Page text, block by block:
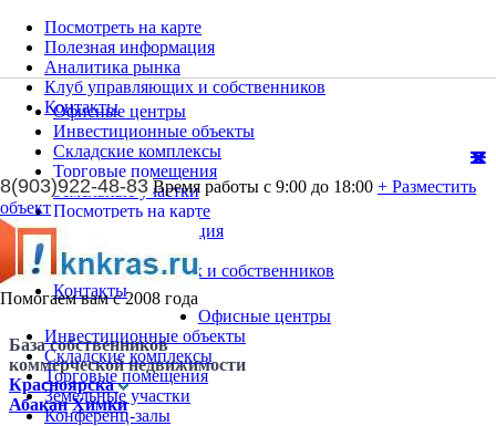
Посмотреть на карте
Полезная информация
Аналитика рынка
Клуб управляющих и собственников
Контакты
8(903)922-48-83 Время работы с 9:00 до 18:00 + Разместить
объект
Помогаем вам с 2008 года
Офисные центры
Инвестиционные объекты
Складские комплексы
Торговые помещения
Земельные участки
Конференц-залы
Офисные центры
Инвестиционные объекты
Складские комплексы
Торговые помещения
Земельные участки
Посмотреть на карте
Полезная информация
Аналитика рынка
Клуб управляющих и собственников
Контакты
База собственников
коммерческой недвижимости
Красноярска
Абакан Химки